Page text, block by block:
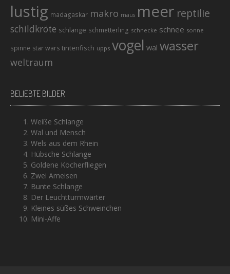
lustig madagaskar makro maus meer reptilie
schildkröte schlange schmetterling schnecke schnee sonne
spinne star wars tintenfisch upps vogel wal wasser
weltraum
BELIEBTE BILDER
Weiße Schlange
Wal und Mensch
Wels aus dem Rhein
Hübsche Schlange
Goldene Köcherfliegen
Zwei Ameisen
Bunte Schlange
Der Leuchtturmwärter
Kleines süßes Schweinchen
Mini-Affe